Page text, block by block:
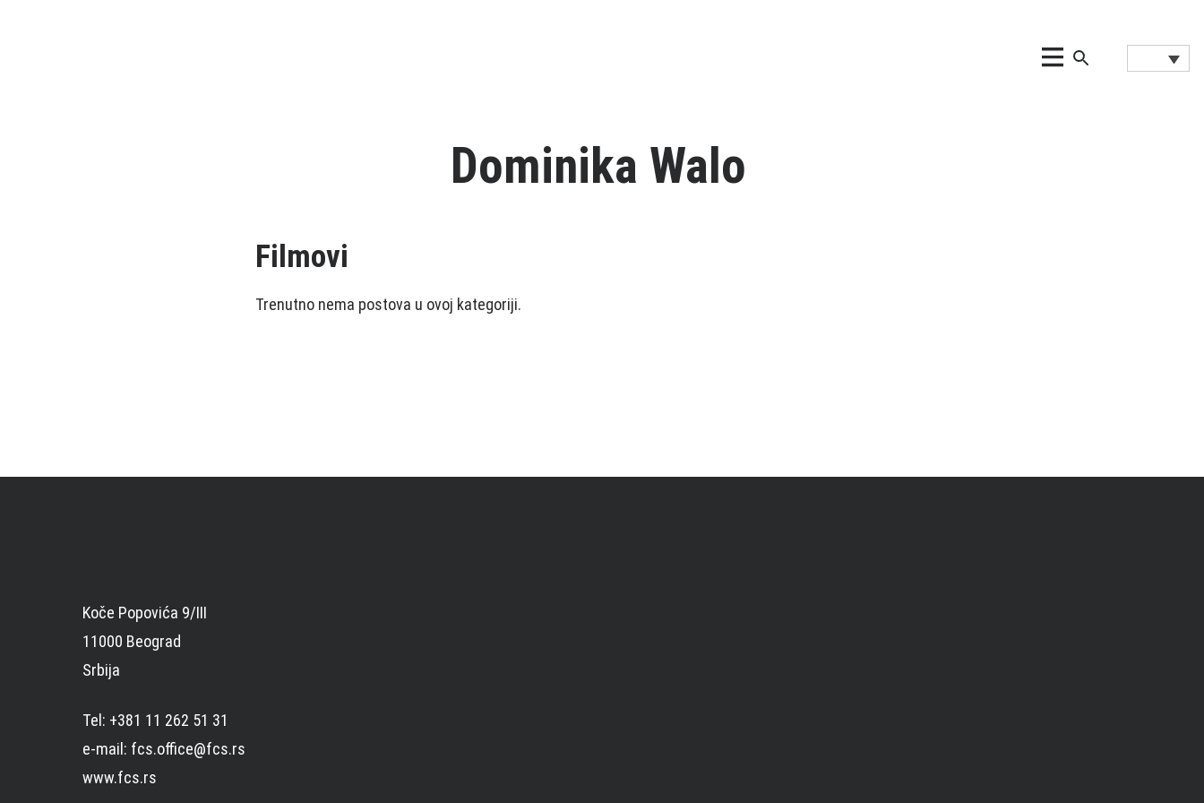
Dominika Walo
Filmovi
Trenutno nema postova u ovoj kategoriji.
Koče Popovića 9/III
11000 Beograd
Srbija
Tel: +381 11 262 51 31
e-mail: fcs.office@fcs.rs
www.fcs.rs